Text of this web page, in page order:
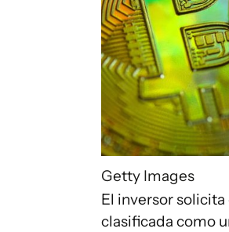
Getty Images
El inversor
clasificada como